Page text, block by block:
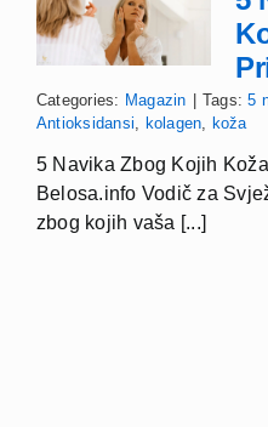
Categories: Magazin | Tags:5
Antioksidansi
kolagen koža
5 Navika Zbog Kojih
Belosa.info Vodič za
zbog kojih vaša [...]